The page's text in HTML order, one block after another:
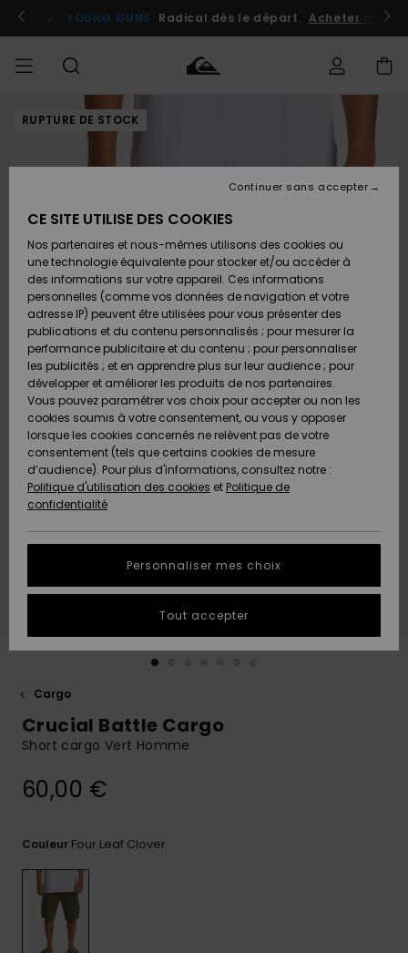
l'information
le
Se connecter / s'inscrire
YOUNG GUNS Radical dès le départ. Acheter
HOMME Vêtements
Chaussures
& Tongs
Surf
Snow
Nouveautés
A
Découvrir
Vêtements
Chaussures
& Tongs
Surf
Snow
Nouveautés
A
Découvrir
FEMME
Shop
A
Découvrir
Snow
SURF
Surf
Surf
Shop
Enfant
Highlights
Communauté
SNOW
Snow
Snow
Shop
Enfant
Snow
Shop
Femme
A
Découvrir
Communauté
OUTLET
Outlet
Enfant
Outlet
Femme
AIDE &
CONTACT
Accéder à
ma
Retours
Paiement
Carte
Cadeau
Quiksilver
Freedom
Protection
des
tailles
conversation
plus rapide
à votre
Trouvez
MAGASINS
QUIKSILVER
RUPTURE DE STOCK
Cargo
Crucial Battle Cargo
Short cargo Vert Homme
60,00 €
Couleur Four Leaf Clover
CE SITE UTILISE DES COOKIES
Nos partenaires et nous-mêmes utilisons des cookies ou
une technologie équivalente pour stocker et/ou accéder à
des informations sur votre appareil. Ces informations
personnelles (comme vos données de navigation et votre
adresse IP) peuvent être utilisées pour vous présenter des
publications et du contenu personnalisés ; pour mesurer la
performance publicitaire et du contenu ; pour personnaliser
les publicités ; et en apprendre plus sur leur audience ; pour
développer et améliorer les produits de nos partenaires.
Vous pouvez paramétrer vos choix pour accepter ou non les
cookies soumis à votre consentement, ou vous y opposer
lorsque les cookies concernés ne relèvent pas de votre
consentement (tels que certains cookies de mesure
d’audience). Pour plus d'informations, consultez notre :
Politique d'utilisation des cookies et Politique de
confidentialité
Personnaliser mes choix
Continuer sans accepter
Tout accepter